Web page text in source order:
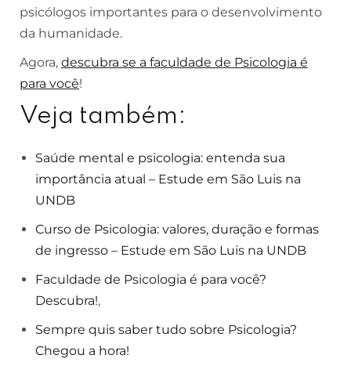
psicólogos importantes para o desenvolvimento
da humanidade.
Agora, descubra se a faculdade de Psicologia é
para você!
Veja também:
Saúde mental e psicologia: entenda sua
importância atual – Estude em São Luis na
UNDB
Curso de Psicologia: valores, duração e formas
de ingresso – Estude em São Luis na UNDB
Faculdade de Psicologia é para você?
Descubra!,
Sempre quis saber tudo sobre Psicologia?
Chegou a hora!